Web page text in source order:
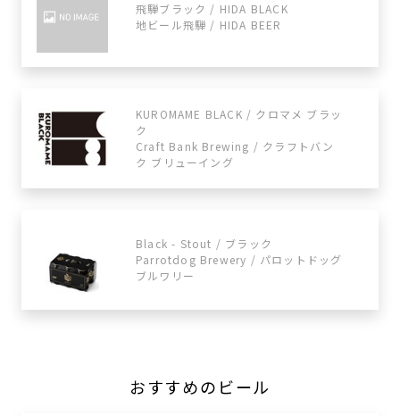
飛騨ブラック / HIDA BLACK
地ビール飛騨 / HIDA BEER
KUROMAME BLACK / クロマメ ブラッ
ク
Craft Bank Brewing / クラフトバン
ク ブリューイング
Black - Stout / ブラック
Parrotdog Brewery / パロットドッグ
ブルワリー
おすすめのビール